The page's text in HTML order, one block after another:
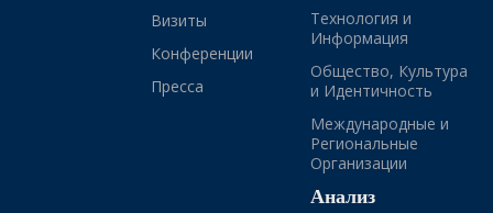
Визиты
Конференции
Пресса
Технология и
Информация
Общество, Культура
и Идентичность
Международные и
Региональные
Организации
Анализ